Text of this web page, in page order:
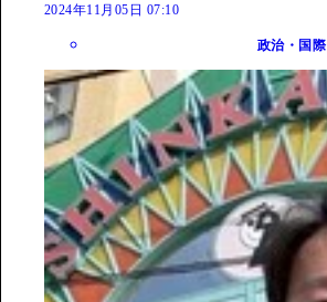
2024年11月05日 07:10
政治・国際